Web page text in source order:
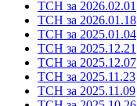
ТСН за 2026.02.01
ТСН за 2026.01.18
ТСН за 2025.01.04
ТСН за 2025.12.21
ТСН за 2025.12.07
ТСН за 2025.11.23
ТСН за 2025.11.09